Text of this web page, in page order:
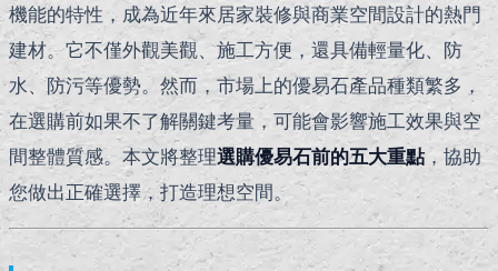
機能的特性，成為近年來居家裝修與商業空間設計的熱門
建材。它不僅外觀美觀、施工方便，還具備輕量化、防
水、防污等優勢。然而，市場上的優易石產品種類繁多，
在選購前如果不了解關鍵考量，可能會影響施工效果與空
間整體質感。本文將整理選購優易石前的五大重點，協助
您做出正確選擇，打造理想空間。